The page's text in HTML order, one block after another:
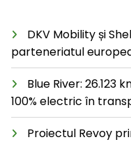
DKV Mobility și
parteneriatul
Blue River: 26.123
100% electric în
Proiectul Revoy